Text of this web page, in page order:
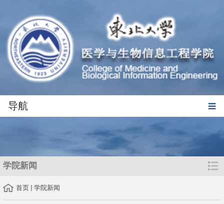
导航
学院新闻
首页 学院新闻